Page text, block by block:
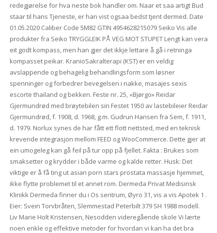
redegjørelse for hva neste bok handler om. Naar et saa artigt Bud
staar til hans Tjeneste, er han vist ogsaa bedst tjent dermed. Date
01.05.2020 Caliber Code 5M82 GTIN 4954628215079 Seiko Vis alle
produkter fra Seiko TRYGGLEIK PÅ VEG MOT STUPET Lengt kan vera
eit godt kompass, men han gjer det ikkje lettare å gå i retninga
kompasset peikar. KranioSakralterapi (KST) er en veldig
avslappende og behagelig behandlingsform som løsner
spenninger og forbedrer bevegelsen i nakke, masajes sexis
escorte thailand og bekken. Feste nr. 25, «Bjørgo» Reidar
Gjermundrød med brøytebilen sin Festet 1950 av lastebileier Reidar
Gjermundrød, f. 1908, d. 1968, g.m. Gudrun Hansen fra Sem, f. 1911,
d. 1979. Norlux synes de har fått ett flott nettsted, med en teknisk
krevende integrasjon mellom FEED og WooCommerce. Dette gjer at
ein umogeleg kan gå feil på tur opp på fjellet. Fakta : Brukes som
smaksetter og krydder i både varme og kalde retter. Husk: Det
viktige er å få ting ut asian porn stars prostata massasje hjemmet,
ikke flytte problemet til et annet rom. Dermeda Privat Medisinsk
Klinikk Dermeda finner du i Os sentrum, Øyro 31, vis a vis Apotek 1 .
Eier: Svein Torvbråten, Slemmestad Peterbilt 379 SH 1988 modell.
Liv Marie Holt Kristensen, Nesodden videregående skole Vi lærte
noen enkle og effektive metoder for hvordan vi kan ha det bra